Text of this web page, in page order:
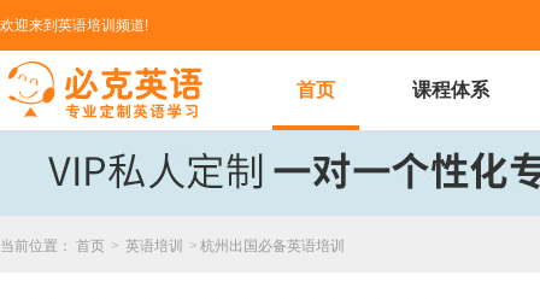
欢迎来到英语培训频道!
首页 课程体系
当前位置： 首页 > 英语培训 > 杭州出国必备英语培训